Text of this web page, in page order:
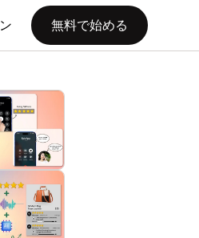
無料で始める